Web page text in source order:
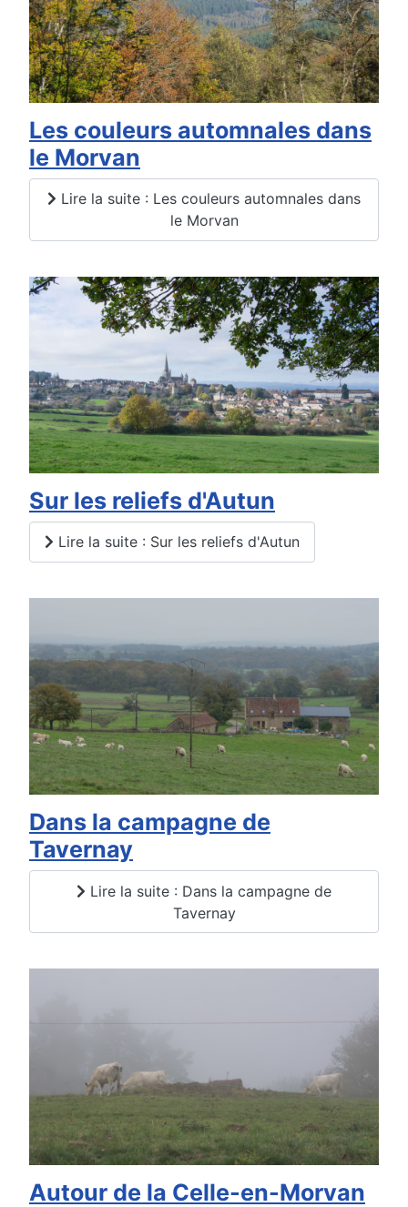
Les couleurs automnales dans
le Morvan
Lire la suite : Les couleurs automnales dans
le Morvan
Sur les reliefs d'Autun
Lire la suite : Sur les reliefs d'Autun
Dans la campagne de
Tavernay
Lire la suite : Dans la campagne de
Tavernay
Autour de la Celle-en-Morvan